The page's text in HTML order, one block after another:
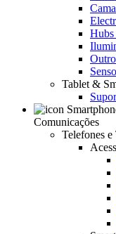
Hubs
Tablet &
Comunicações
Telefones